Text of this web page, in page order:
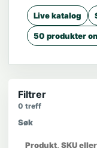
Live katalog
50 produkter
Filtrer
0 treff
Søk